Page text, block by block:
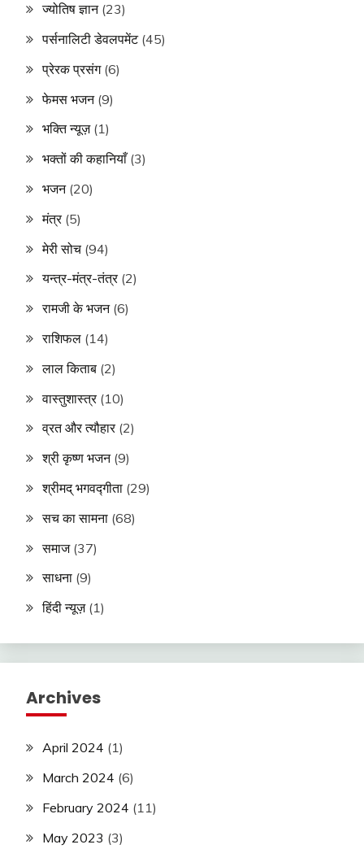
ज्योतिष ज्ञान(23)
पर्सनालिटी डेवलपमेंट(45)
प्रेरक प्रसंग(6)
फेमस भजन(9)
भक्ति न्यूज़(1)
भक्तों की कहानियाँ(3)
भजन(20)
मंत्र(5)
मेरी सोच (94)
यन्त्र-मंत्र-तंत्र(2)
रामजी के भजन(6)
राशिफल (14)
लाल किताब (2)
वास्तुशास्त्र(10)
व्रत और त्यौहार(2)
श्री कृष्ण भजन(9)
श्रीमद् भगवद्गीता (29)
सच का सामना (68)
समाज(37)
साधना (9)
हिंदी न्यूज़(1)
Archives
April 2024 (1)
March 2024 (6)
February 2024 (11)
May 2023 (3)